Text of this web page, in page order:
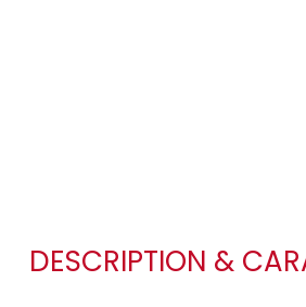
DESCRIPTION &